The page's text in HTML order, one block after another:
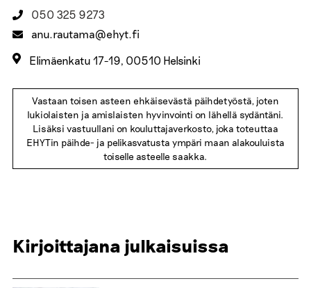
050 325 9273
anu.rautama@ehyt.fi
Elimäenkatu 17-19, 00510 Helsinki
Vastaan toisen asteen ehkäisevästä päihdetyöstä, joten
lukiolaisten ja amislaisten hyvinvointi on lähellä sydäntäni.
Lisäksi vastuullani on kouluttajaverkosto, joka toteuttaa
EHYTin päihde- ja pelikasvatusta ympäri maan alakouluista
toiselle asteelle saakka.
Kirjoittajana julkaisuissa